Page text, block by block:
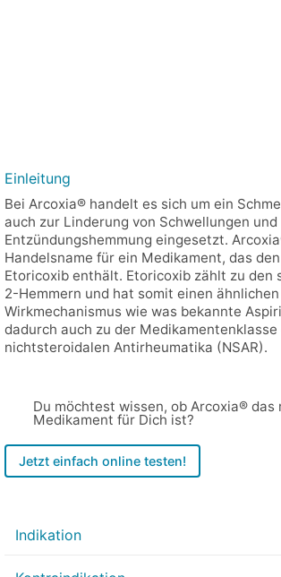
Einleitung
Bei Arcoxia® handelt es sich um ein
auch zur Linderung von Schwellungen und
Entzündungshemmung eingesetzt.
Handelsname für ein Medikament, das
Etoricoxib enthält. Etoricoxib zählt zu den
2-Hemmern und hat somit einen ähnlichen
Wirkmechanismus wie was bekannte
dadurch auch zu der Medikamentenklasse
nichtsteroidalen Antirheumatika (NSAR).
Du möchtest wissen, ob Arcoxia® das
Medikament für Dich ist?
Jetzt einfach online testen!
Indikation